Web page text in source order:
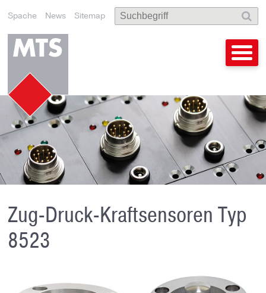
Spache News Sitemap
Zug-Druck-Kraftsensoren Typ
8523